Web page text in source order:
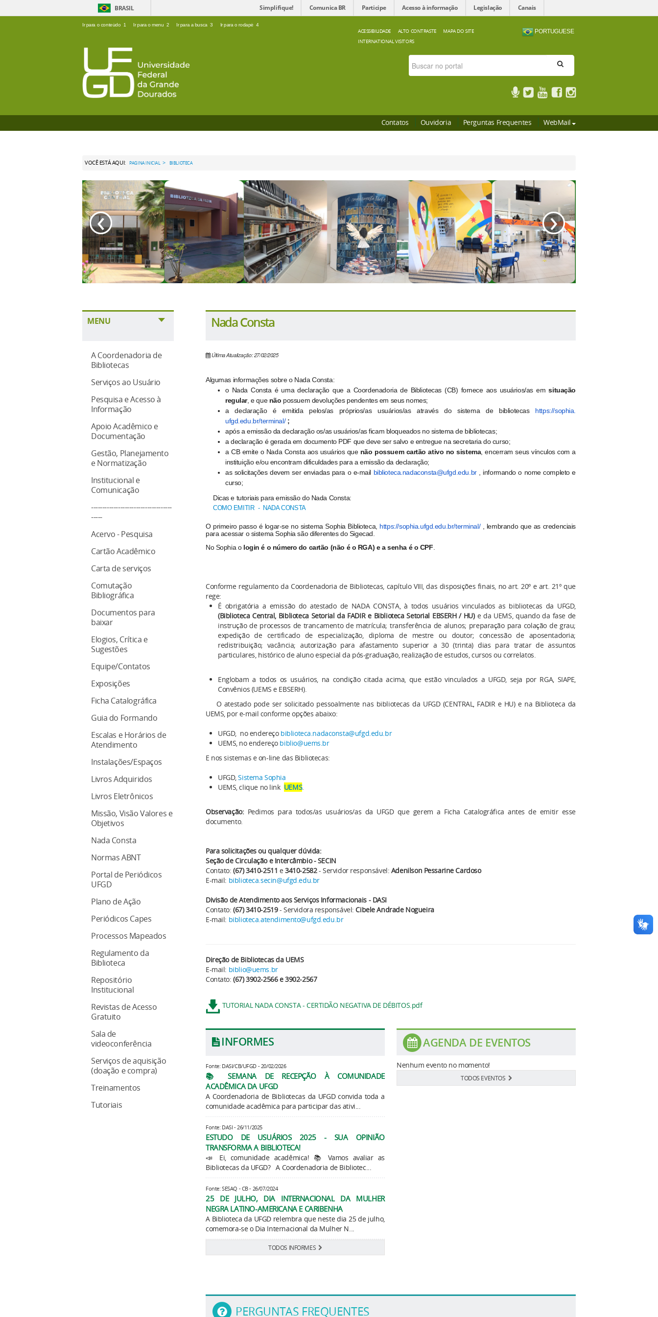
BRASIL Simplifique! Comunica BR Participe Acesso à informação Legislação Canais
Ir para o conteúdo 1 Ir para o menu 2 Ir para a busca 3 Ir para o rodapé 4
PORTUGUESE
ACESSIBILIDADE ALTO CONTRASTE
MAPA DO SITE
INTERNATIONAL VISITORS
Contatos Ouvidoria Perguntas Frequentes WebMail
VOCÊ ESTÁ AQUI: PAGINA INICIAL > BIBLIOTECA
‹ ›
MENU
A Coordenadoria de
Bibliotecas
Serviços ao Usuário
Pesquisa e Acesso à
Informação
Apoio Acadêmico e
Documentação
Gestão, Planejamento
e Normatização
Institucional e
Comunicação
------------------------------------
-----
Acervo - Pesquisa
Cartão Acadêmico
Carta de serviços
Comutação
Bibliográfica
Documentos para
baixar
Elogios, Crítica e
Sugestões
Equipe/Contatos
Exposições
Ficha Catalográfica
Guia do Formando
Escalas e Horários de
Atendimento
Instalações/Espaços
Livros Adquiridos
Livros Eletrônicos
Missão, Visão Valores e
Objetivos
Nada Consta
Normas ABNT
Portal de Periódicos
UFGD
Plano de Ação
Periódicos Capes
Processos Mapeados
Regulamento da
Biblioteca
Repositório
Institucional
Revistas de Acesso
Gratuito
Sala de
videoconferência
Serviços de aquisição
(doação e compra)
Treinamentos
Tutoriais
Nada Consta
Última Atualização: 27/02/2025
Algumas informações sobre o Nada Consta:
o Nada Consta é uma declaração que a Coordenadoria de Bibliotecas (CB) fornece aos usuários/as em situação
regular, e quenão possuem devoluções pendentes em seus nomes;
a declaração é emitida pelos/as próprios/as usuários/as através do sistema de bibliotecas https://sophia.
ufgd.edu.br/terminal/;
após a emissão da declaração os/as usuários/as ficam bloqueados no sistema de bibliotecas;
a declaração é gerada em documento PDF que deve ser salvo e entregue na secretaria do curso;
a CB emite o Nada Consta aos usuários que não possuem cartão ativo no sistema, encerram seus vínculos com a
instituição e/ou encontram dificuldades para a emissão da declaração;
as solicitações devem ser enviadas para o e-mail biblioteca.nadaconsta@ufgd.edu.br, informando o nome completo e
curso;
Dicas e tutoriais para emissão do Nada Consta:
COMO EMITIR - NADA CONSTA
O primeiro passo é logar-se no sistema Sophia Biblioteca, https://sophia. ufgd.edu.br/terminal/, lembrando que as credenciais
para acessar o sistema Sophia são diferentes do Sigecad.
No Sophia o login é o número do cartão (não é o RGA) e a senha é o CPF.
Conforme regulamento da Coordenadoria de Bibliotecas, capítulo VIII, das disposições finais, no art. 20º e art. 21º que
rege:
É obrigatória a emissão do atestado de NADA CONSTA, à todos usuários vinculados as bibliotecas da UFGD,
(Biblioteca Central, Biblioteca Setorial da FADIR e Biblioteca Setorial EBSERH / HU)e da UEMS, quando da fase de
instrução de processos de trancamento de matrícula; transferência de alunos; preparação para colação de grau;
expedição de certificado de especialização, diploma de mestre ou doutor; concessão de aposentadoria;
redistribuição; vacância; autorização para afastamento superior a 30 (trinta) dias para tratar de assuntos
particulares, histórico de aluno especial da pós-graduação, realização de estudos, cursos ou correlatos.
Englobam a todos os usuários, na condição citada acima, que estão vinculados a UFGD, seja por RGA, SIAPE,
Convênios (UEMS e EBSERH).
O atestado pode ser solicitado pessoalmente nas bibliotecas da UFGD (CENTRAL, FADIR e HU) e na Biblioteca da
UEMS, por e-mail conforme opções abaixo:
UFGD, no endereço biblioteca.nadaconsta@ufgd.edu.br
UEMS, no endereço biblio@uems.br
E nos sistemas e on-line das Bibliotecas:
UFGD,Sistema Sophia
UEMS, clique no link UEMS.
Observação:Pedimos para todos/as usuários/as da UFGD que gerem a Ficha Catalográfica antes de emitir esse
documento.
Para solicitações ou qualquer dúvida:
Seção de Circulação e Intercâmbio - SECIN
Contato:(67)3410-2511 e3410-2582- Servidor responsável: Adenilson Pessarine Cardoso
E-mail: biblioteca.secin@ufgd.edu.br
Divisão de Atendimento aos Serviços Informacionais - DASI
Contato: (67) 3410-2519- Servidora responsável: Cibele Andrade Nogueira
E-mail: biblioteca.atendimento@ufgd.edu.br
Direção de Bibliotecas da UEMS
E-mail: biblio@uems.br
Contato: (67) 3902-2566 e 3902-2567
TUTORIAL NADA CONSTA - CERTIDÃO NEGATIVA DE DÉBITOS.pdf
INFORMES
Fonte: DASI/CB/UFGD - 20/02/2026
📚 SEMANA DE RECEPÇÃO À COMUNIDADE
ACADÊMICA DA UFGD
A Coordenadoria de Bibliotecas da UFGD convida toda a
comunidade acadêmica para participar das ativi...
Fonte: DASI - 26/11/2025
ESTUDO DE USUÁRIOS 2025 - SUA OPINIÃO
TRANSFORMA A BIBLIOTECA!
📣 Ei, comunidade acadêmica! 📚 Vamos avaliar as
Bibliotecas da UFGD? A Coordenadoria de Bibliotec...
Fonte: SESAQ - CB - 26/07/2024
25 DE JULHO, DIA INTERNACIONAL DA MULHER
NEGRA LATINO-AMERICANA E CARIBENHA
A Biblioteca da UFGD relembra que neste dia 25 de julho,
comemora-se o Dia Internacional da Mulher N...
TODOS INFORMES
AGENDA DE EVENTOS
Nenhum evento no momento!
TODOS EVENTOS
PERGUNTAS FREQUENTES